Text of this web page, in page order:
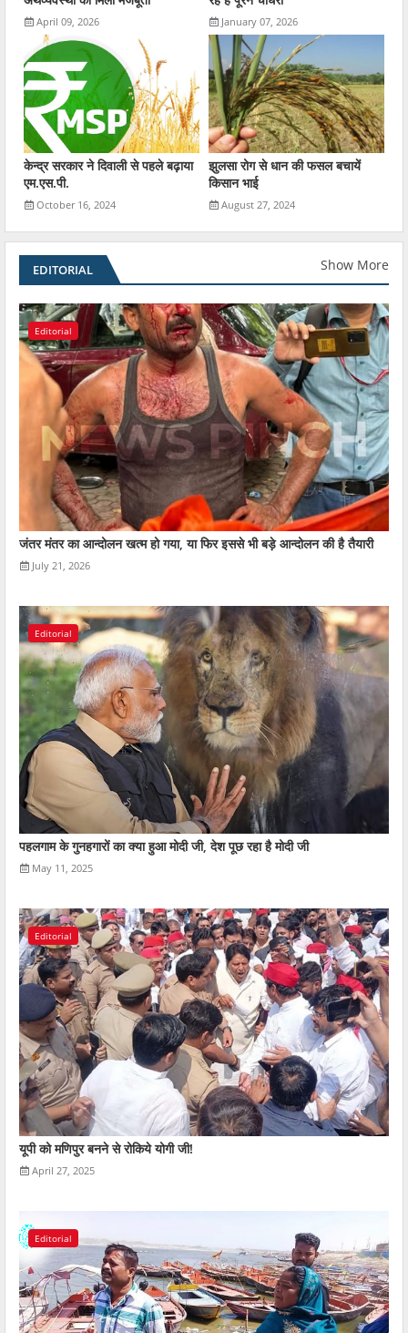
April 09, 2026 January 07, 2026
केन्द्र सरकार ने दिवाली से पहले बढ़ाया
एम.एस.पी.
October 16, 2024
झुलसा रोग से धान की फसल बचायें
किसान भाई
August 27, 2024
EDITORIAL Show More
Editorial
जंतर मंतर का आन्दोलन खत्म हो गया, या फिर इससे भी बड़े आन्दोलन की है तैयारी
July 21, 2026
Editorial
पहलगाम के गुनहगारों का क्या हुआ मोदी जी, देश पूछ रहा है मोदी जी
May 11, 2025
Editorial
यूपी को मणिपुर बनने से रोकिये योगी जी!
April 27, 2025
Editorial